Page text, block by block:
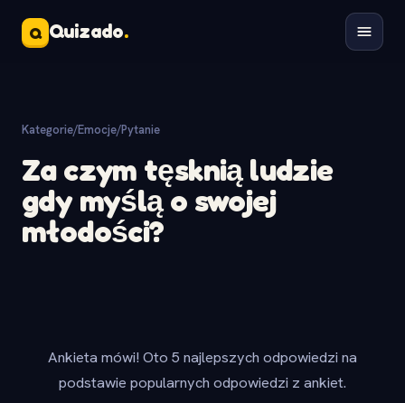
Q Quizado.
Kategorie/Emocje/Pytanie
Za czym tęsknią ludzie
gdy myślą o swojej
młodości?
Ankieta mówi! Oto 5 najlepszych odpowiedzi na
podstawie popularnych odpowiedzi z ankiet.